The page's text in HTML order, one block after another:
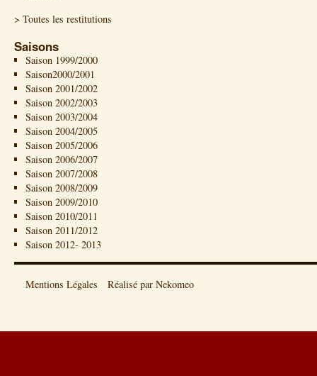
> Toutes les restitutions
Saisons
Saison 1999/2000
Saison2000/2001
Saison 2001/2002
Saison 2002/2003
Saison 2003/2004
Saison 2004/2005
Saison 2005/2006
Saison 2006/2007
Saison 2007/2008
Saison 2008/2009
Saison 2009/2010
Saison 2010/2011
Saison 2011/2012
Saison 2012- 2013
Mentions Légales Réalisé par Nekomeo